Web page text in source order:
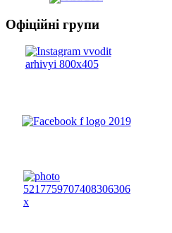
Офіційні групи